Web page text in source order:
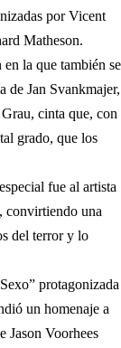
por Vicent
Matheson.
la que también se
de Jan Svankmajer,
cinta que, con
grado, que los
fue al artista
convirtiendo una
del terror y lo
protagonizada
un homenaje a
Jason Voorhees